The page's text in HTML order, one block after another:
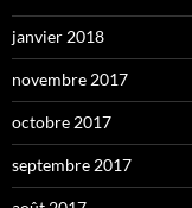
janvier 2018
novembre 2017
octobre 2017
septembre 2017